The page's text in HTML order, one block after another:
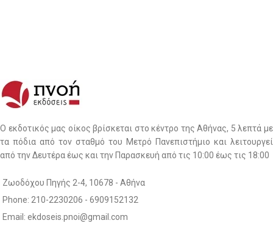
Ο εκδοτικός μας οίκος βρίσκεται στο κέντρο της Αθήνας, 5 λεπτά με
τα πόδια από τον σταθμό του Μετρό Πανεπιστήμιο και λειτουργεί
από την Δευτέρα έως και την Παρασκευή από τις 10:00 έως τις 18:00
Ζωοδόχου Πηγής 2-4, 10678 - Αθήνα
Phone: 210-2230206 - 6909152132
Email: ekdoseis.pnoi@gmail.com